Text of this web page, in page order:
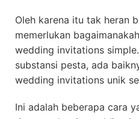
Oleh karena itu tak heran
memerlukan
wedding invitations
substansi pesta, ada
wedding invitations unik
Ini adalah beberapa cara